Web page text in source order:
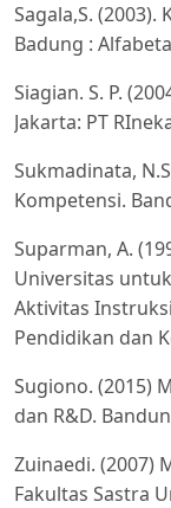
Sagala,S.
Badung :
Siagian. S. P.
Jakarta: PT
Sukmadinata,
Kompetensi.
Suparman, A.
Universitas
Aktivitas
Pendidikan dan
Sugiono. (2015)
dan R&D.
Zuinaedi. (2007)
Fakultas Sastra